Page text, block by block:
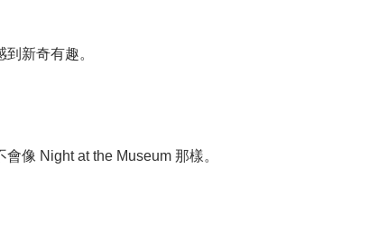
新奇有趣。
像 Night at the Museum 那樣。